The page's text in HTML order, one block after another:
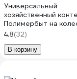
Универсальный
хозяйственный
Полимербыт на
63200823
4.8(32)
В корзину